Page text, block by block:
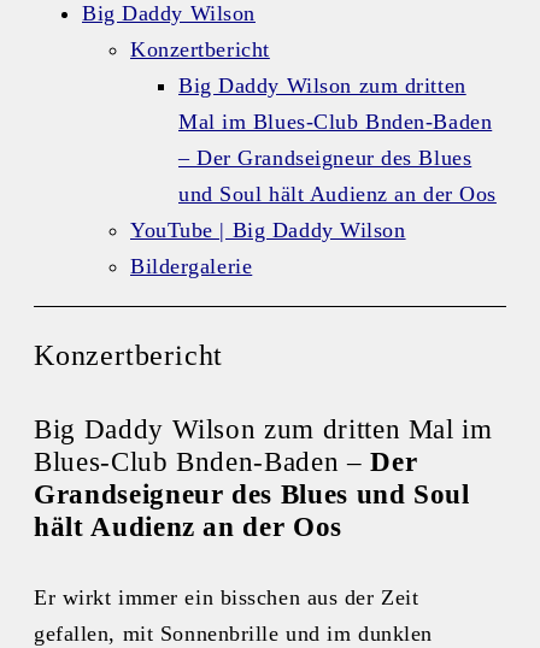
Big Daddy Wilson
Konzertbericht
Big Daddy Wilson zum dritten
Mal im Blues-Club Bnden-Baden
– Der Grandseigneur des Blues
und Soul hält Audienz an der Oos
YouTube | Big Daddy Wilson
Bildergalerie
Konzertbericht
Big Daddy Wilson zum dritten Mal im
Blues-Club Bnden-Baden –Der
Grandseigneur des Blues und Soul
hält Audienz an der Oos
Er wirkt immer ein bisschen aus der Zeit
gefallen, mit Sonnenbrille und im dunklen